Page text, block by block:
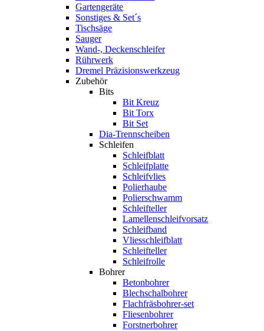
Gartengeräte
Sonstiges & Set´s
Tischsäge
Sauger
Wand-, Deckenschleifer
Rührwerk
Dremel Präzisionswerkzeug
Zubehör
Bits
Bit Kreuz
Bit Torx
Bit Set
Dia-Trennscheiben
Schleifen
Schleifblatt
Schleifplatte
Schleifvlies
Polierhaube
Polierschwamm
Schleifteller
Lamellenschleifvorsatz
Schleifband
Vliesschleifblatt
Schleifteller
Schleifrolle
Bohrer
Betonbohrer
Blechschalbohrer
Flachfräsbohrer-set
Fliesenbohrer
Forstnerbohrer